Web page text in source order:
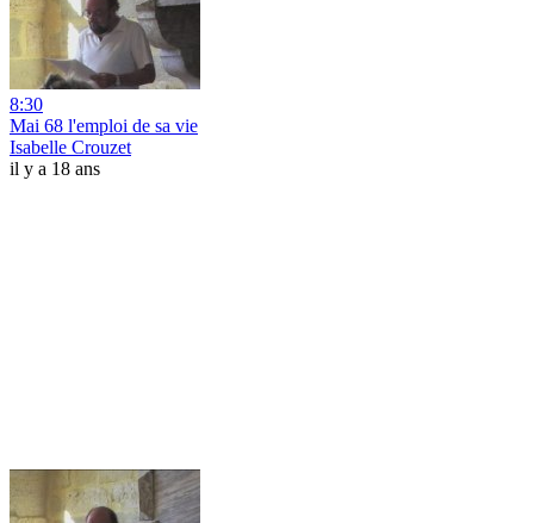
8:30
Mai 68 l'emploi de sa vie
Isabelle Crouzet
il y a 18 ans